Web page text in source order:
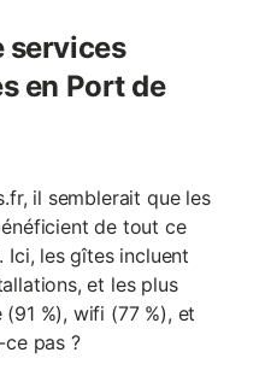
services
en Port de
il semblerait que les
de tout ce
Ici, les gîtes incluent
et les plus
%), wifi (77 %), et
ce pas ?